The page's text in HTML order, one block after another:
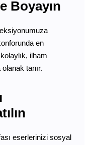
Boyayın
en
ilham
tanır.
eserlerinizi sosyal